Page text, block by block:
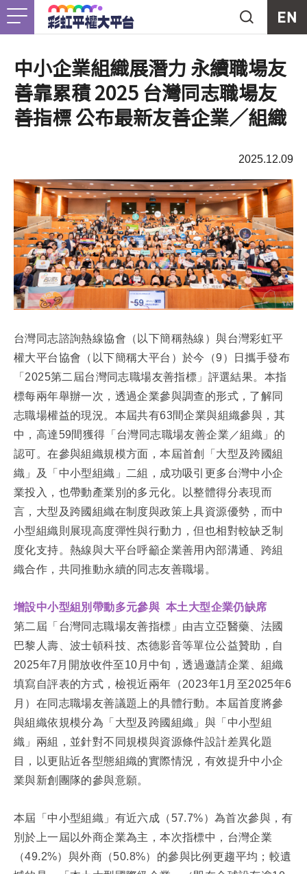
首頁
關於我們
最新消息
未竟之事
友善資源
支持我們
演講邀約
Jump to Main content
中小企業組織展潛力 永續職場友
善靠累積 2025 台灣同志職場友
善指標 公布最新友善企業／組織
2025.12.09
台灣同志諮詢熱線協會（以下簡稱熱線）與台灣彩虹平
權大平台協會（以下簡稱大平台）於今（9）日攜手發布
「2025第二屆台灣同志職場友善指標」評選結果。本指
標每兩年舉辦一次，透過企業參與調查的形式，了解同
志職場權益的現況。本屆共有63間企業與組織參與，其
中，高達59間獲得「台灣同志職場友善企業／組織」的
認可。在參與組織規模方面，本屆首創「大型及跨國組
織」及「中小型組織」二組，成功吸引更多台灣中小企
業投入，也帶動產業別的多元化。以整體得分表現而
言，大型及跨國組織在制度與政策上具資源優勢，而中
小型組織則展現高度彈性與行動力，但也相對較缺乏制
度化支持。熱線與大平台呼籲企業善用內部溝通、跨組
織合作，共同推動永續的同志友善職場。
增設中小型組別帶動多元參與 本土大型企業仍缺席
第二屆「台灣同志職場友善指標」由吉立亞醫藥、法國
巴黎人壽、波士頓科技、杰德影音等單位公益贊助，自
2025年7月開放收件至10月中旬，透過邀請企業、組織
填寫自評表的方式，檢視近兩年（2023年1月至2025年6
月）在同志職場友善議題上的具體行動。本屆首度將參
與組織依規模分為「大型及跨國組織」與「中小型組
織」兩組，並針對不同規模與資源條件設計差異化題
目，以更貼近各型態組織的實際情況，有效提升中小企
業與新創團隊的參與意願。
本屆「中小型組織」有近六成（57.7%）為首次參與，有
別於上一屆以外商企業為主，本次指標中，台灣企業
（49.2%）與外商（50.8%）的參與比例更趨平均；較遺